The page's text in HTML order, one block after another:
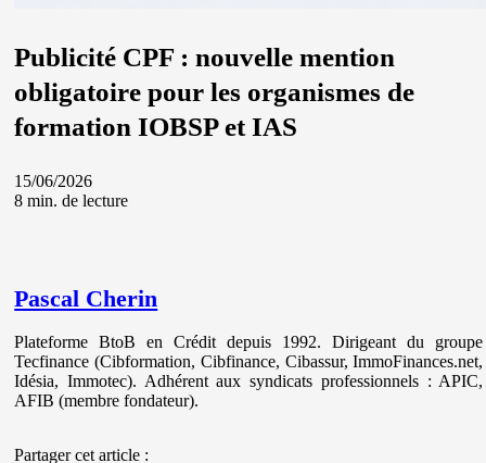
Publicité CPF : nouvelle mention
obligatoire pour les organismes de
formation IOBSP et IAS
15/06/2026
8 min. de lecture
Pascal Cherin
Plateforme BtoB en Crédit depuis 1992. Dirigeant du groupe
Tecfinance (Cibformation, Cibfinance, Cibassur, ImmoFinances.net,
Idésia, Immotec). Adhérent aux syndicats professionnels : APIC,
AFIB (membre fondateur).
Partager cet article :